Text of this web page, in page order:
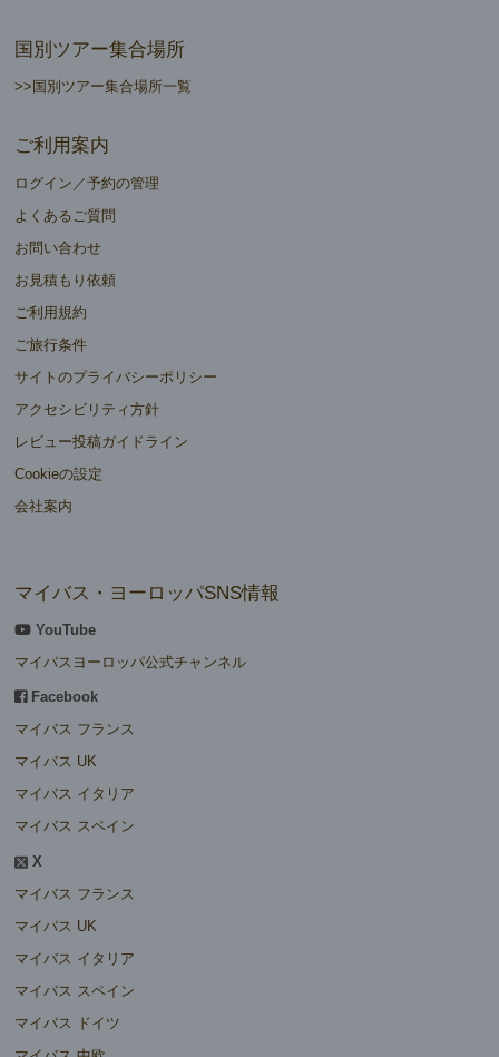
国別ツアー集合場所
>>国別ツアー集合場所一覧
ご利用案内
ログイン／予約の管理
よくあるご質問
お問い合わせ
お見積もり依頼
ご利用規約
ご旅行条件
サイトのプライバシーポリシー
アクセシビリティ方針
レビュー投稿ガイドライン
Cookieの設定
会社案内
マイバス・ヨーロッパSNS情報
YouTube
マイバスヨーロッパ公式チャンネル
Facebook
マイバス フランス
マイバス UK
マイバス イタリア
マイバス スペイン
X
マイバス フランス
マイバス UK
マイバス イタリア
マイバス スペイン
マイバス ドイツ